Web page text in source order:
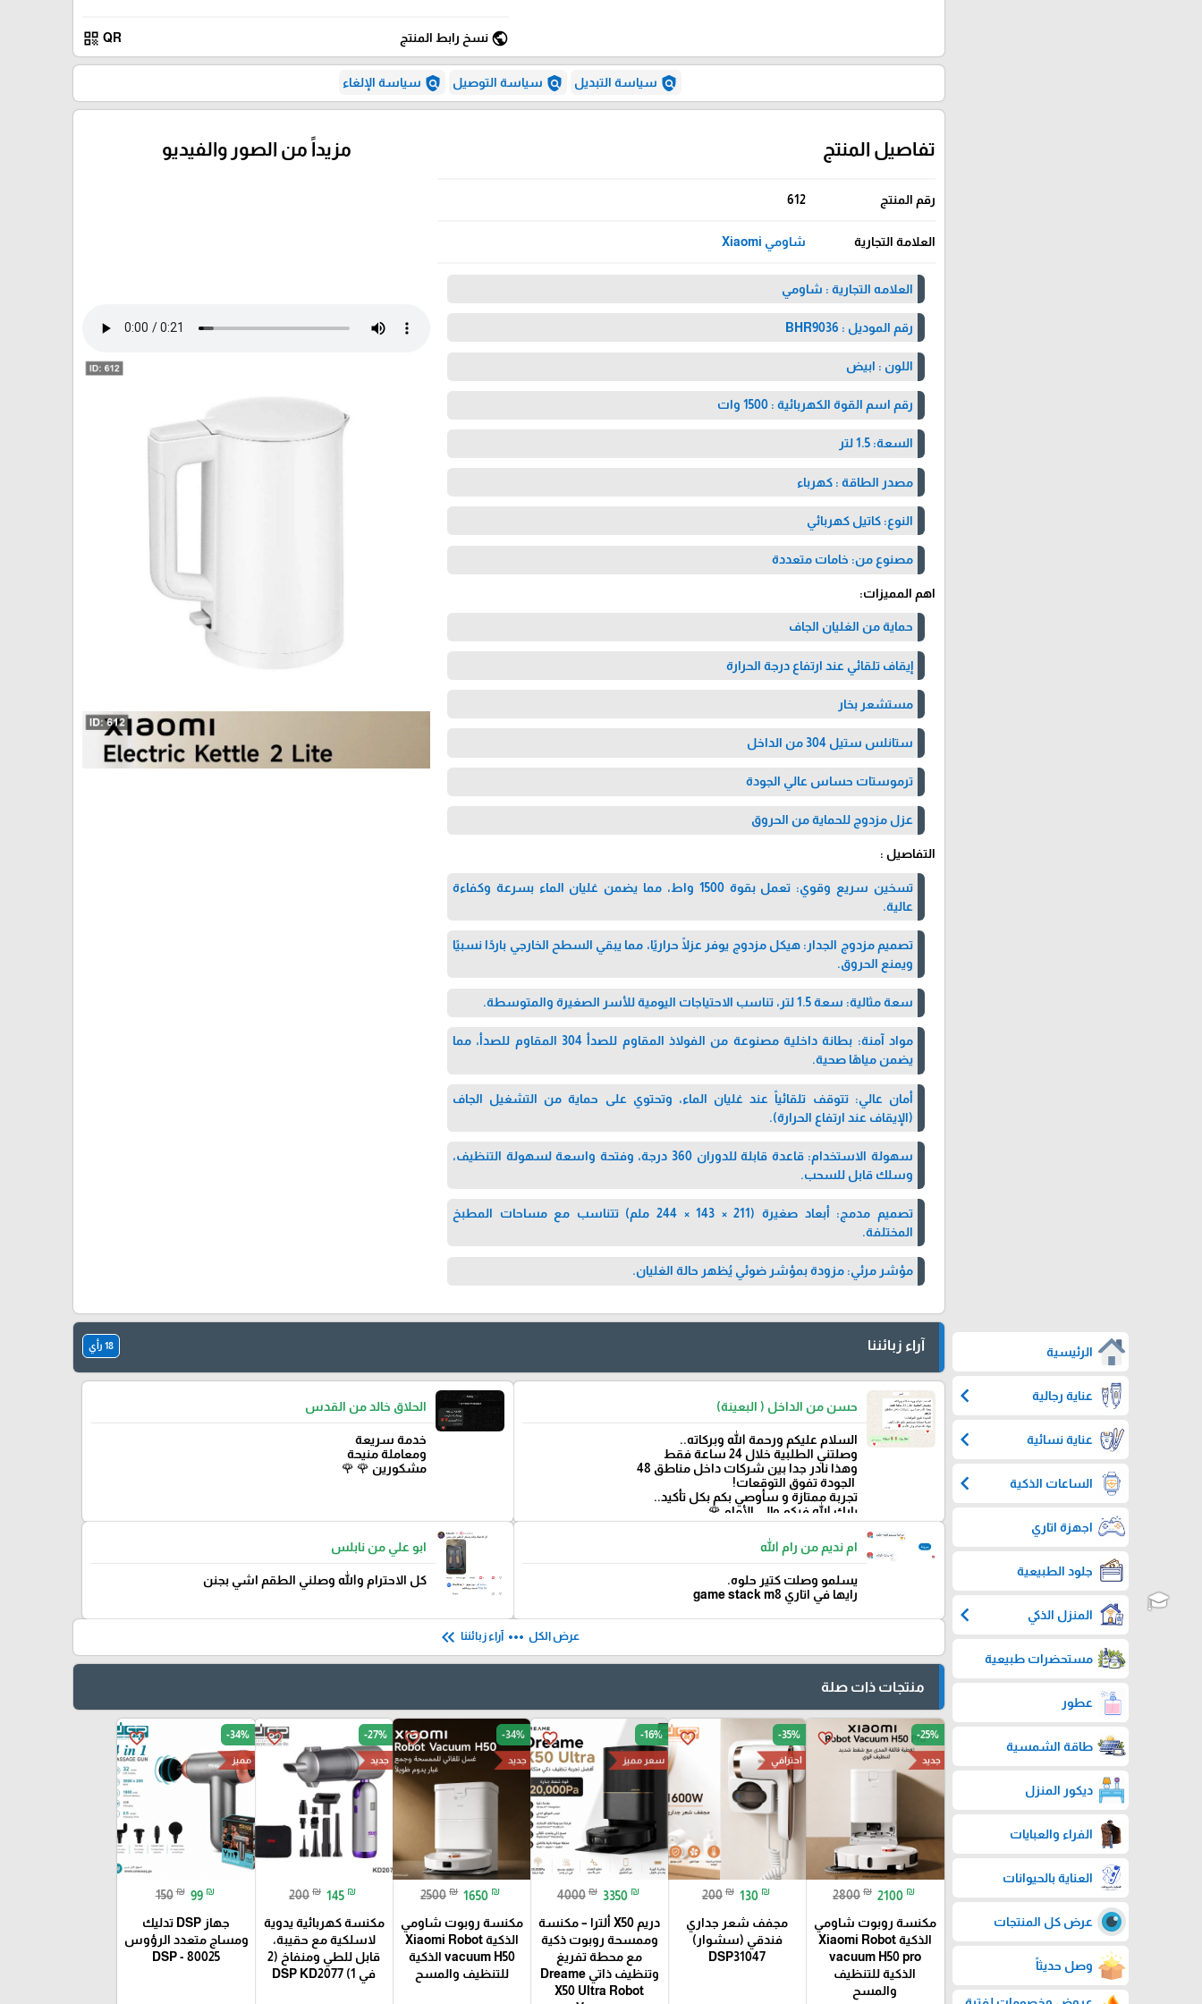
public نسخ رابط المنتج QR
qr_code
policy سياسة التبديل policy سياسة التوصيل policy سياسة الإلغاء
تفاصيل المنتج
رقم المنتج 612
العلامة التجارية شاومي Xiaomi
العلامه التجارية : شاومي
رقم الموديل : BHR9036
اللون : ابيض
رقم اسم القوة الكهربائية : 1500 وات
السعة: 1.5 لتر
مصدر الطاقة : كهرباء
النوع: كاتيل كهربائي
مصنوع من: خامات متعددة
اهم المميزات:
حماية من الغليان الجاف
إيقاف تلقائي عند ارتفاع درجة الحرارة
مستشعر بخار
ستانلس ستيل 304 من الداخل
ترموستات حساس عالي الجودة
عزل مزدوج للحماية من الحروق
التفاصيل :
تسخين سريع وقوي: تعمل بقوة 1500 واط، مما يضمن غليان الماء بسرعة وكفاءة
عالية.
تصميم مزدوج الجدار: هيكل مزدوج يوفر عزلًا حراريًا، مما يبقي السطح الخارجي باردًا نسبيًا
ويمنع الحروق.
سعة مثالية: سعة 1.5 لتر، تناسب الاحتياجات اليومية للأسر الصغيرة والمتوسطة.
مواد آمنة: بطانة داخلية مصنوعة من الفولاذ المقاوم للصدأ 304 المقاوم للصدأ، مما
يضمن مياهًا صحية.
أمان عالي: تتوقف تلقائياً عند غليان الماء، وتحتوي على حماية من التشغيل الجاف
(الإيقاف عند ارتفاع الحرارة).
سهولة الاستخدام: قاعدة قابلة للدوران 360 درجة، وفتحة واسعة لسهولة التنظيف،
وسلك قابل للسحب.
تصميم مدمج: أبعاد صغيرة (211 × 143 × 244 ملم) تتناسب مع مساحات المطبخ
المختلفة.
مؤشر مرئي: مزودة بمؤشر ضوئي يُظهر حالة الغليان.
مزيداً من الصور والفيديو
آراء زبائننا 18 رأي
حسن من الداخل ( البعينة)
‏السلام عليكم ورحمة الله وبركاته..
وصلتني الطلبية خلال 24 ساعة فقط
‏وهذا نادر جدا بين شركات داخل مناطق 48
‏ الجودة تفوق التوقعات!
تجربة ممتازة و سأوصي بكم بكل تأكيد..
‏بارك الله فيكم وإلى الأمام 🌹
الحلاق خالد من القدس
خدمة سريعة
ومعاملة منيحة
مشكورين 🌹 🌹
ام نديم من رام الله
يسلمو وصلت كتير حلوه.
رايها في اتاري game stack m8
ابو علي من نابلس
كل الاحترام والله وصلني الطقم اشي بجنن
عرض الكل more_horiz آراء زبائننا keyboard_double_arrow_left
منتجات ذات صلة
favorite_border -25%
جديد
2800 ₪ 2100 ₪
مكنسة روبوت شاومي
الذكية Xiaomi Robot
vacuum H50 pro
الذكية للتنظيف
والمسح
favorite_border -35%
احترافي
200 ₪ 130 ₪
مجفف شعر جداري
فندقي (سشوار)
DSP31047
favorite_border -16%
سعر مميز
4000 ₪ 3350 ₪
دريم X50 ألترا – مكنسة
وممسحة روبوت ذكية
مع محطة تفريغ
وتنظيف ذاتي Dreame
X50 Ultra Robot
favorite_border -34%
جديد
2500 ₪ 1650 ₪
مكنسة روبوت شاومي
الذكية Xiaomi Robot
vacuum H50 الذكية
للتنظيف والمسح
favorite_border -27%
جديد
200 ₪ 145 ₪
مكنسة كهربائية يدوية
لاسلكية مع حقيبة،
قابل للطي ومنفاخ (2
في 1) DSP KD2077
favorite_border -34%
مميز
150 ₪ 99 ₪
جهاز DSP تدليك
ومساج متعدد الرؤوس
80025 - DSP